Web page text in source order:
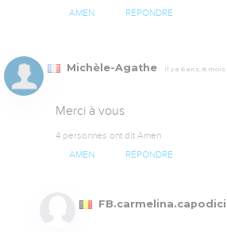
AMEN RÉPONDRE
Michèle-Agathe Il y a 6 ans, 8 mois
Merci à vous
4 personnes ont dit Amen
AMEN RÉPONDRE
FB.carmelina.capodici